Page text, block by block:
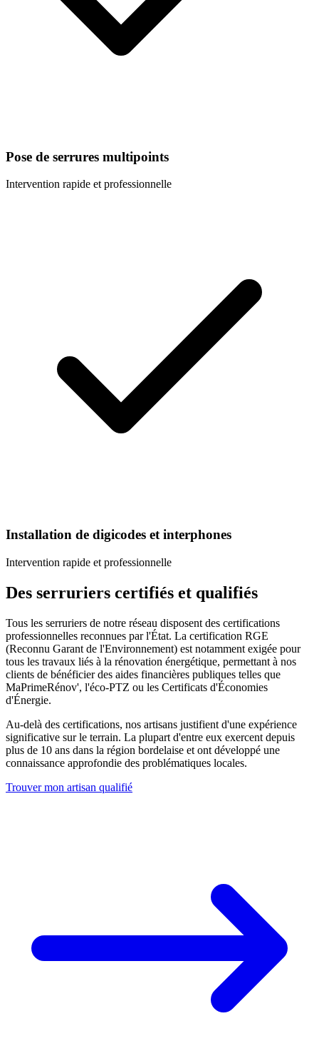
Pose de serrures multipoints
Intervention rapide et professionnelle
Installation de digicodes et interphones
Intervention rapide et professionnelle
Des serruriers certifiés et qualifiés
Tous les serruriers de notre réseau disposent des certifications
professionnelles reconnues par l'État. La certification RGE
(Reconnu Garant de l'Environnement) est notamment exigée pour
tous les travaux liés à la rénovation énergétique, permettant à nos
clients de bénéficier des aides financières publiques telles que
MaPrimeRénov', l'éco-PTZ ou les Certificats d'Économies
d'Énergie.
Au-delà des certifications, nos artisans justifient d'une expérience
significative sur le terrain. La plupart d'entre eux exercent depuis
plus de 10 ans dans la région bordelaise et ont développé une
connaissance approfondie des problématiques locales.
Trouver mon artisan qualifié